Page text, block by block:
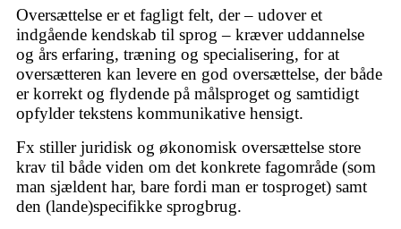
Oversættelse er et fagligt felt, der – udover et
indgående kendskab til sprog – kræver uddannelse
og års erfaring, træning og specialisering, for at
oversætteren kan levere en god oversættelse, der både
er korrekt og flydende på målsproget og samtidigt
opfylder tekstens kommunikative hensigt.
Fx stiller juridisk og økonomisk oversættelse store
krav til både viden om det konkrete fagområde (som
man sjældent har, bare fordi man er tosproget) samt
den (lande)specifikke sprogbrug.